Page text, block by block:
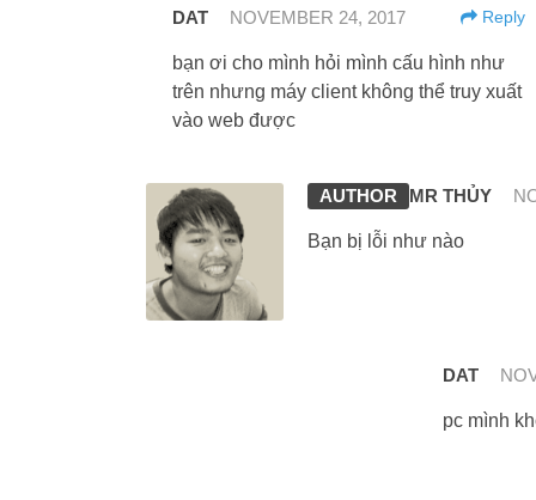
DAT NOVEMBER 24, 2017 Reply
bạn ơi cho mình hỏi mình cấu hình như
trên nhưng máy client không thể truy xuất
vào web được
MR THỦY
Bạn bị lỗi như nào
DAT
pc mình